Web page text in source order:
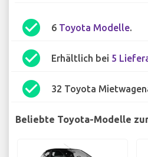
check_circle 6 Toyota Modelle.
check_circle Erhältlich bei 5
check_circle 32 Toyota
Beliebte Toyota-Modelle